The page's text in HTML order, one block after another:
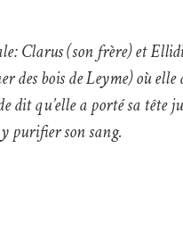
Clarus (son frère) et
des bois de Leyme) où
dit qu’elle a porté sa tête
purifier son sang.